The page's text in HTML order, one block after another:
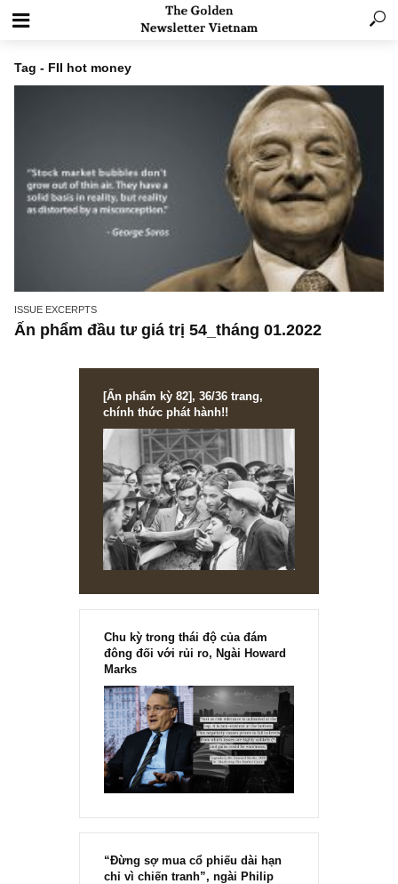
Tag - FII hot money
Ấn phẩm đầu tư giá trị 54_tháng 01.2022
[Ấn phẩm kỳ 82], 36/36 trang,
chính thức phát hành!!
Chu kỳ trong thái độ của đám
đông đối với rủi ro, Ngài Howard
Marks